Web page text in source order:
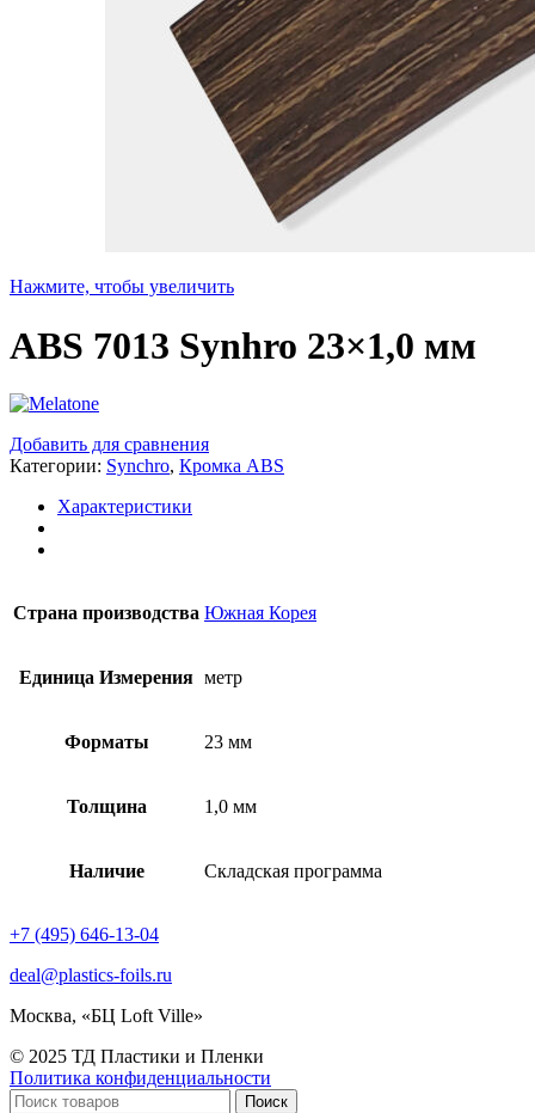
Нажмите, чтобы увеличить
ABS 7013 Synhro 23×1,0 мм
Добавить для сравнения
Категории: Synchro, Кромка ABS
Характеристики
Страна производства Южная Корея
Единица Измерения метр
Форматы 23 мм
Толщина 1,0 мм
Наличие Складская программа
+7 (495) 646-13-04
deal@plastics-foils.ru
Москва, «БЦ Loft Ville»
© 2025 ТД Пластики и Пленки
Политика конфиденциальности
Поиск